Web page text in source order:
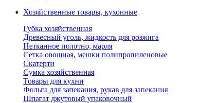
Хозяйственные товары, кухонные
Губка хозяйственная
Древесный уголь, жидкость для розжига
Нетканное полотно, марля
Сетка овощная, мешки полипропиленовые
Скатерти
Сумка хозяйственная
Товары для кухни
Фольга для запекания, рукав для запекания
Шпагат джутовый упаковочный